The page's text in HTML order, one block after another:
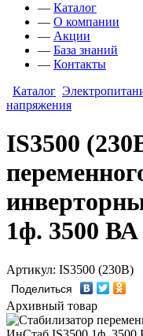
— Каталог
— О компании
— Акции
— База знаний
— Контакты
Каталог
напряжения
IS3500
1ф. 3500
Артикул: IS3500 (230В)
Поделиться
Архивный товар